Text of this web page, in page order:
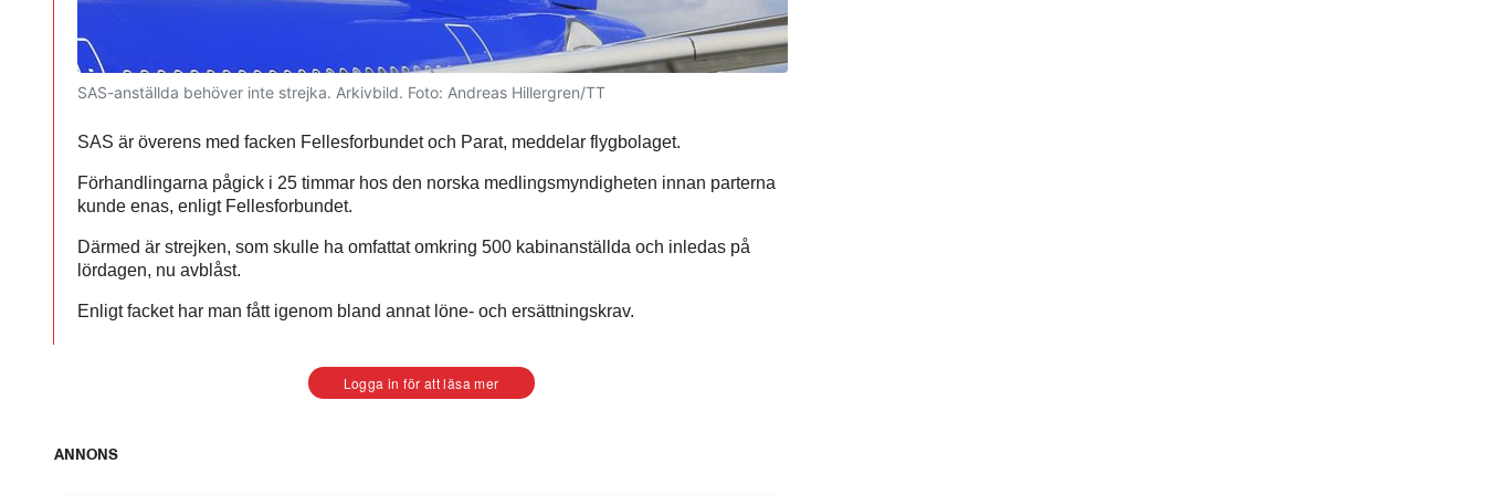
SAS-anställda behöver inte strejka. Arkivbild. Foto: Andreas Hillergren/TT
SAS är överens med facken Fellesforbundet och Parat, meddelar flygbolaget.
Förhandlingarna pågick i 25 timmar hos den norska medlingsmyndigheten innan parterna
kunde enas, enligt Fellesforbundet.
Därmed är strejken, som skulle ha omfattat omkring 500 kabinanställda och inledas på
lördagen, nu avblåst.
Enligt facket har man fått igenom bland annat löne- och ersättningskrav.
Logga in för att läsa mer
ANNONS